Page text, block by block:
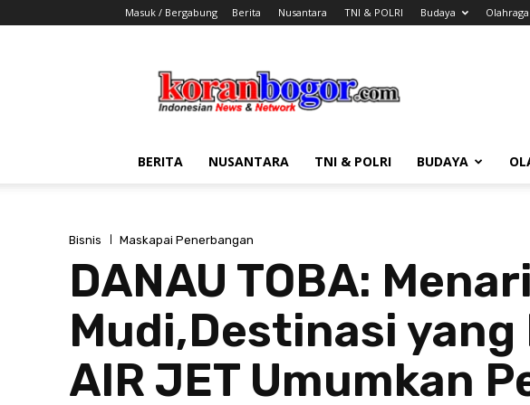
Masuk / Bergabung Berita Nusantara TNI & POLRI Budaya Olahraga
Bogor
BERITA NUSANTARA TNI & POLRI BUDAYA
Bisnis Maskapai Penerbangan
DANAU TOBA:
Mudi,Destinasi
AIR JET Umumkan